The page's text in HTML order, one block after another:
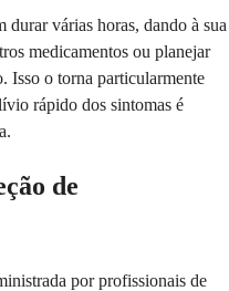
durar várias horas, dando à sua
medicamentos ou planejar
Isso o torna particularmente
rápido dos sintomas é
de
por profissionais de